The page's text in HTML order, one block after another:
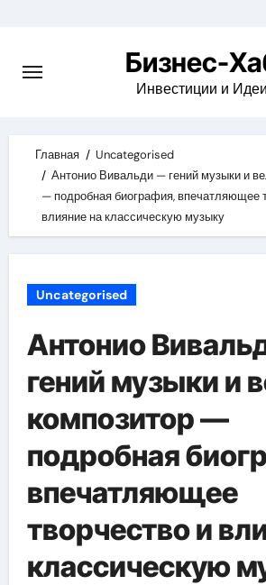
content
Бизнес-
Инвестиции и Идеи
Главная
Uncategorised
Антонио Вивальди — гений музыки и
— подробная биография, впечатляющее
влияние на классическую музыку
Uncategorised
Антонио
гений музыки и
композитор —
подробная
впечатляющее
творчество и
классическую